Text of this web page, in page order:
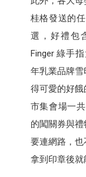
桂格發送的
選，好禮包
Finger 綠手
年乳業品牌雪
得可愛的好餓
市集會場一
的闖關券與
要連網路，
拿到印章後就